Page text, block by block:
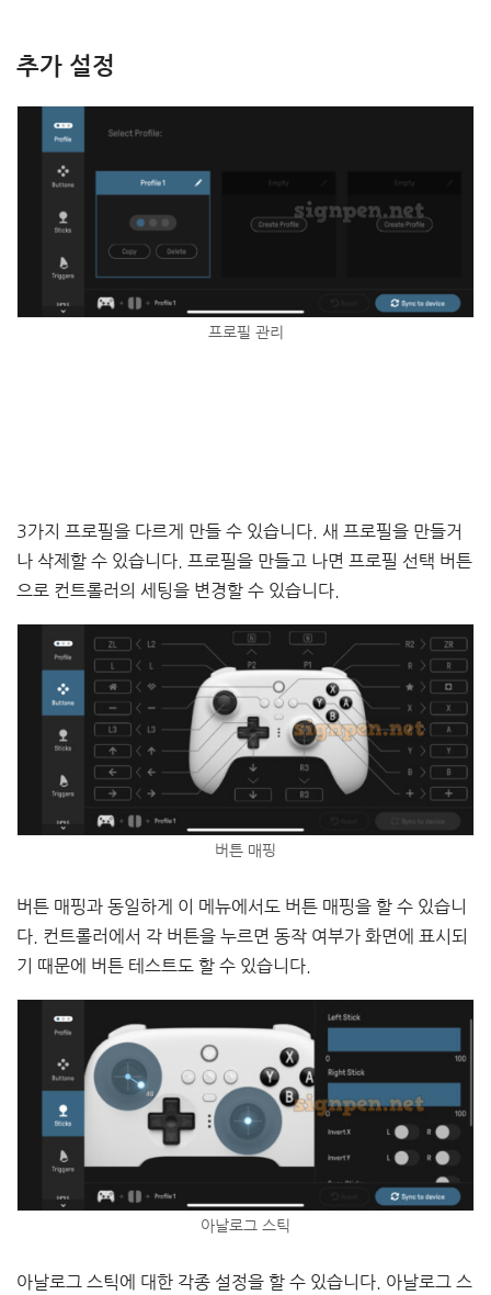
추가 설정
프로필 관리
3가지 프로필을 다르게 만들 수 있습니다. 새 프로필을 만들거
나 삭제할 수 있습니다. 프로필을 만들고 나면 프로필 선택 버튼
으로 컨트롤러의 세팅을 변경할 수 있습니다.
버튼 매핑
버튼 매핑과 동일하게 이 메뉴에서도 버튼 매핑을 할 수 있습니
다. 컨트롤러에서 각 버튼을 누르면 동작 여부가 화면에 표시되
기 때문에 버튼 테스트도 할 수 있습니다.
아날로그 스틱
아날로그 스틱에 대한 각종 설정을 할 수 있습니다. 아날로그 스